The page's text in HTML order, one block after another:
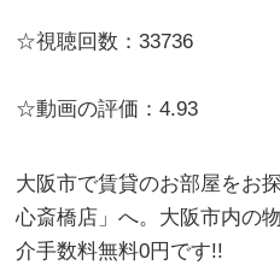
☆視聴回数：33736
☆動画の評価：4.93
大阪市で賃貸のお部屋をお
心斎橋店」へ。大阪市内の
介手数料無料0円です!!